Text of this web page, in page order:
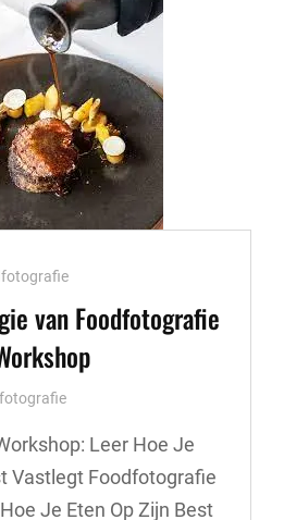
van Foodfotografie
Leer Hoe Je
Vastlegt Foodfotografie
Je Eten Op Zijn Best